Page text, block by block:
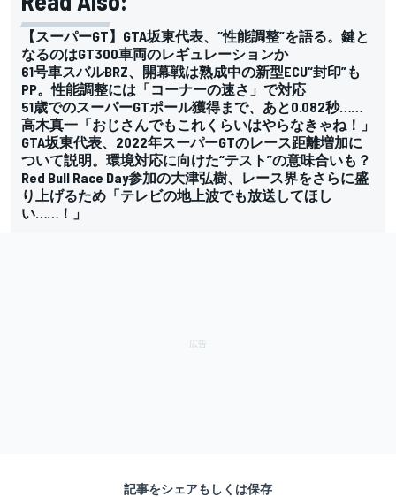
【スーパーGT】GTA坂東代表、“性能調整”を語る。鍵と
なるのはGT300車両のレギュレーションか
61号車スバルBRZ、開幕戦は熟成中の新型ECU“封印”も
PP。性能調整には「コーナーの速さ」で対応
51歳でのスーパーGTポール獲得まで、あと0.082秒……
高木真一「おじさんでもこれくらいはやらなきゃね！」
GTA坂東代表、2022年スーパーGTのレース距離増加に
ついて説明。環境対応に向けた“テスト”の意味合いも？
Red Bull Race Day参加の大津弘樹、レース界をさらに盛
り上げるため「テレビの地上波でも放送してほし
い……！」
記事をシェアもしくは保存